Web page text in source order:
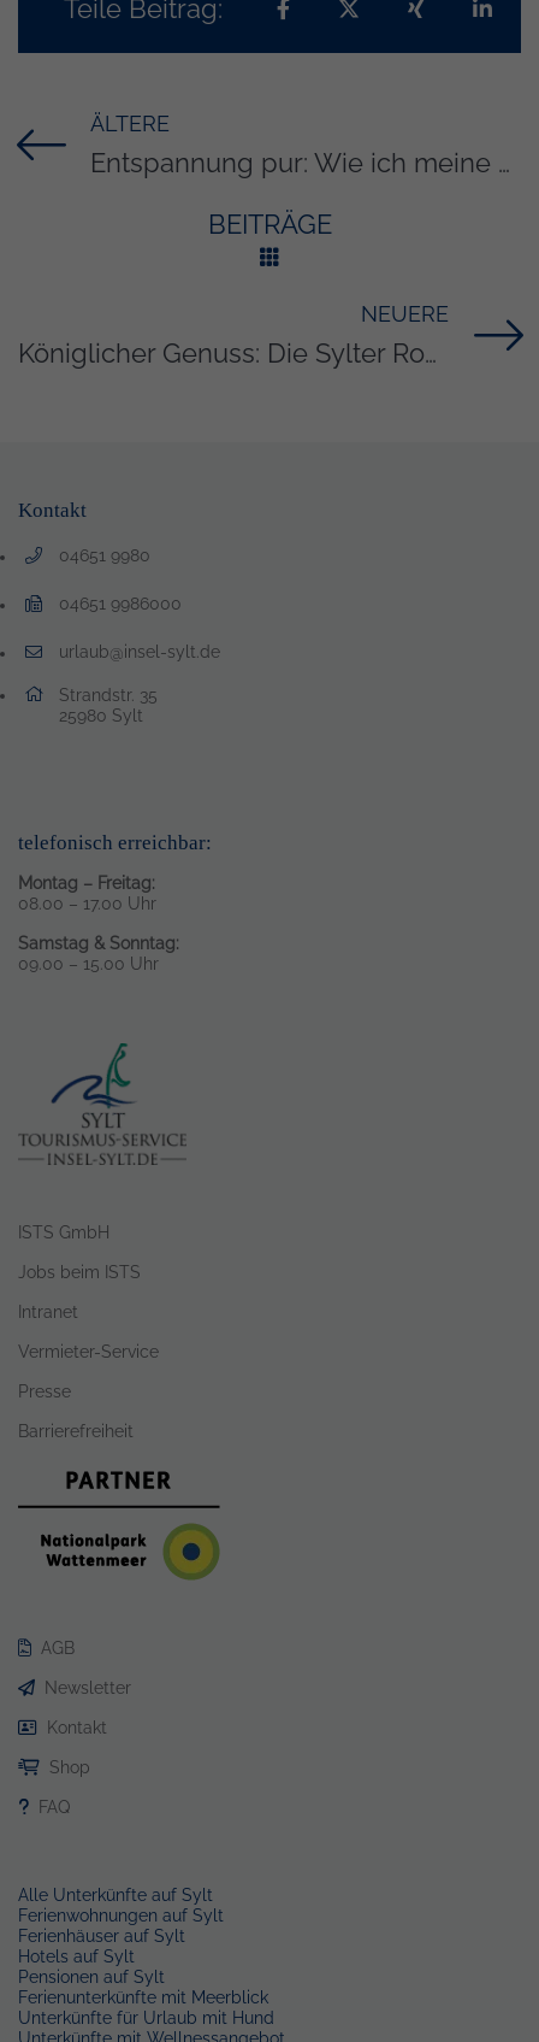
Teile Beitrag: Teilen auf Facebook
Teilen auf X
Teilen auf
ÄLTERE
Titel für Beitrag
Entspannung pur: Wie ich meine erste Yin Yang Rückenmassage erlebte (Erfahrungsbericht)
BEITRÄGE
NEUERE
Titel für Beitrag
Königlicher Genuss: Die Sylter Royal Austern
Kontakt
04651 9980
Telefonnummer: 0 4 6 5 1 9 9 8 0
04651 9986000
Faxnummer: 0 4 6 5 1 9 9 8 6 0 0 0
urlaub@insel-sylt.de
E-Mail Adresse: urlaub@insel-sylt.de
Adresse:
Strandstr. 35
25980 , 2 5 9 8 0
Sylt
telefonisch erreichbar:
Montag – Freitag:
08.00 – 17.00 Uhr
Samstag & Sonntag:
09.00 – 15.00 Uhr
ISTS GmbH
Jobs beim ISTS
Intranet
Vermieter-Service
Presse
Barrierefreiheit
AGB
Newsletter
Kontakt
Shop
FAQ
Alle Unterkünfte auf Sylt
Ferienwohnungen auf Sylt
Ferienhäuser auf Sylt
Hotels auf Sylt
Pensionen auf Sylt
Ferienunterkünfte mit Meerblick
Unterkünfte für Urlaub mit Hund